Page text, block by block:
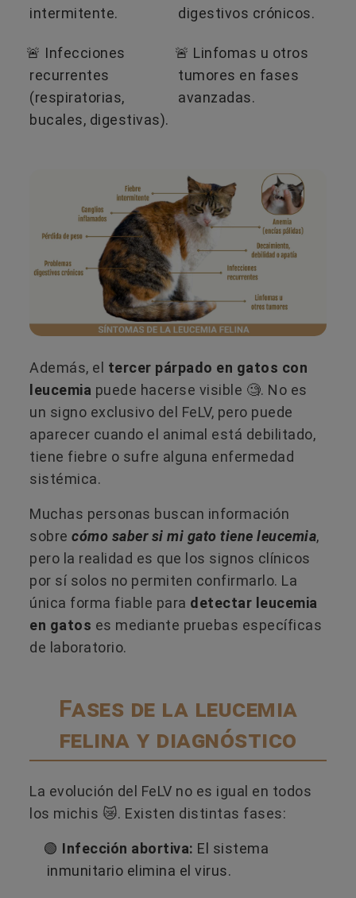
intermitente.
🚨 Infecciones
recurrentes
(respiratorias,
bucales, digestivas).
digestivos crónicos.
🚨 Linfomas u otros
tumores en fases
avanzadas.
Además, el tercer párpado en gatos con
leucemia puede hacerse visible 🧐. No es
un signo exclusivo del FeLV, pero puede
aparecer cuando el animal está debilitado,
tiene fiebre o sufre alguna enfermedad
sistémica.
Muchas personas buscan información
sobre cómo saber si mi gato tiene leucemia,
pero la realidad es que los signos clínicos
por sí solos no permiten confirmarlo. La
única forma fiable para detectar leucemia
en gatos es mediante pruebas específicas
de laboratorio.
Fases de la leucemia
felina y diagnóstico
La evolución del FeLV no es igual en todos
los michis 😿​. Existen distintas fases:
🟢 Infección abortiva: El sistema
inmunitario elimina el virus.